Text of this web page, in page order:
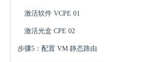
激活软件 VCPE 01
激活光盒 CPE 02
步骤5：配置 VM 静态路由